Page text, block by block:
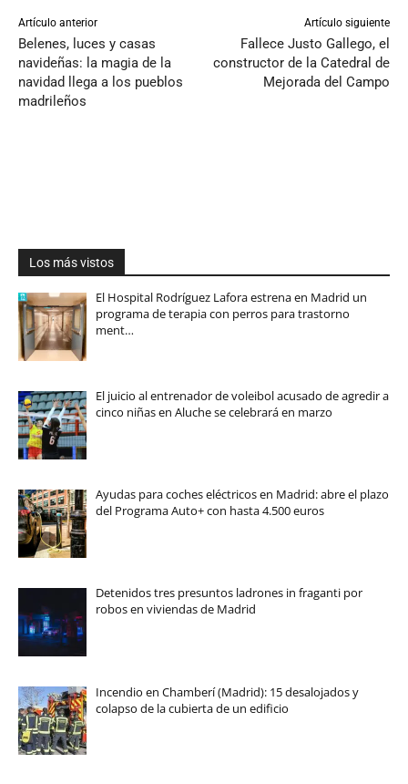
Artículo anterior
Belenes, luces y casas
navideñas: la magia de la
navidad llega a los pueblos
madrileños
Artículo siguiente
Fallece Justo Gallego, el
constructor de la Catedral de
Mejorada del Campo
Los más vistos
El Hospital Rodríguez Lafora estrena en Madrid un
programa de terapia con perros para trastorno
ment…
El juicio al entrenador de voleibol acusado de agredir a
cinco niñas en Aluche se celebrará en marzo
Ayudas para coches eléctricos en Madrid: abre el plazo
del Programa Auto+ con hasta 4.500 euros
Detenidos tres presuntos ladrones in fraganti por
robos en viviendas de Madrid
Incendio en Chamberí (Madrid): 15 desalojados y
colapso de la cubierta de un edificio